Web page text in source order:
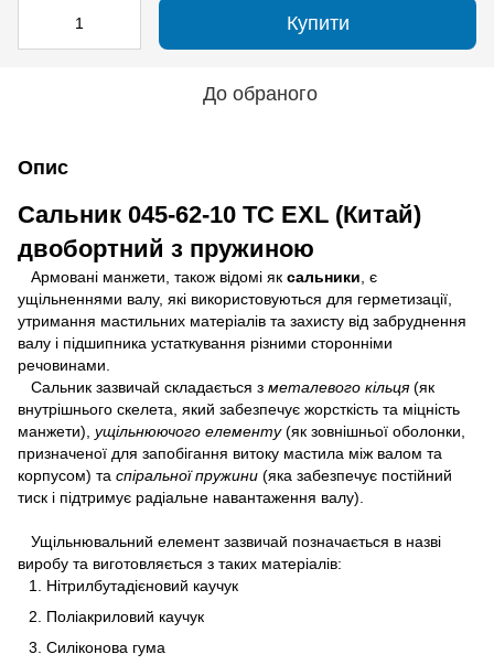
Купити
До обраного
Опис
Сальник 045-62-10 TC EXL (Китай)
двобортний з пружиною
Армовані манжети, також відомі як сальники , є
ущільненнями валу, які використовуються для герметизації,
утримання мастильних матеріалів та захисту від забруднення
валу і підшипника устаткування різними сторонніми
речовинами.
Сальник зазвичай складається з металевого кільця(як
внутрішнього скелета, який забезпечує жорсткість та міцність
манжети), ущільнюючого елементу(як зовнішньої оболонки,
призначеної для запобігання витоку мастила між валом та
корпусом) та спіральної пружини (яка забезпечує постійний
тиск і підтримує радіальне навантаження валу).
Ущільнювальний елемент зазвичай позначається в назві
виробу та виготовляється з таких матеріалів:
Нітрилбутадієновий каучук
Поліакриловий каучук
Силіконова гума